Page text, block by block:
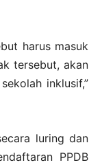
harus masuk
tersebut, akan
inklusif,”
luring dan
PPDB